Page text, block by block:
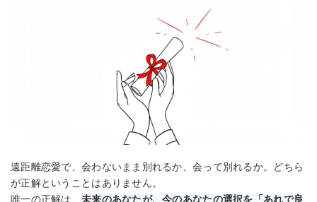
遠距離恋愛で、会わないまま別れるか、会って別れるか。どちら
が正解ということはありません。
唯一の正解は、 未来のあなたが、今のあなたの選択を「あれで良